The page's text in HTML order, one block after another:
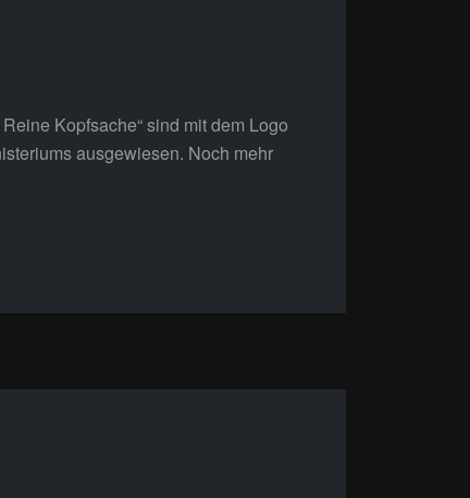
Kopfsache“ sind mit dem Logo
ausgewiesen. Noch mehr